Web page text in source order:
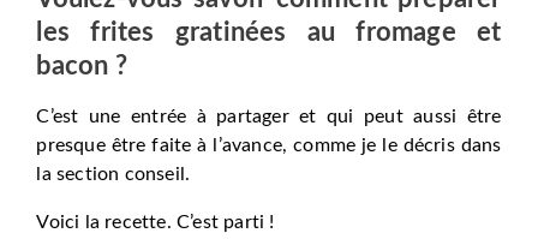
les frites gratinées au fromage et
bacon ?
C’est une entrée à partager et qui peut aussi être
presque être faite à l’avance, comme je le décris dans
la section conseil.
Voici la recette. C’est parti !